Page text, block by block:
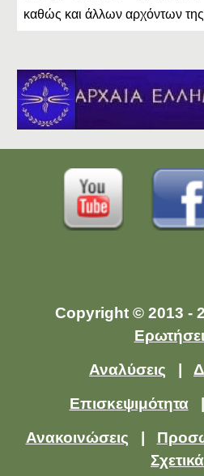
καθώς και άλλων αρχόντων
Copyright © 2013 -
Αναλύσεις
Επισκεψιμότητα|
Ανακοινώσεις
Σχετικά